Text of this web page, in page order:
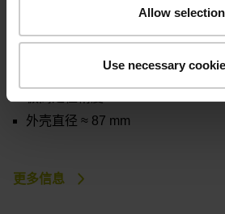
Allow selection
Use necessary
空心轴，直径达50 mm
外壳直径 ≈ 87 mm
更多信息